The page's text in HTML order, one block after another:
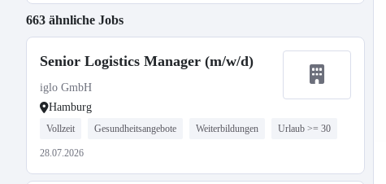
663 ähnliche Jobs
Senior Logistics Manager (m/w/d)
iglo GmbH
Hamburg
Vollzeit Gesundheitsangebote Weiterbildungen Urlaub >= 30
28.07.2026